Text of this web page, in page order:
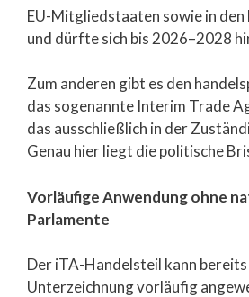
EU-Mitgliedstaaten sowie in
und dürfte sich bis 2026–2028
Zum anderen gibt es den
das sogenannte Interim Trade
das ausschließlich in der
Genau hier liegt die politische
Vorläufige Anwendung ohne
Parlamente
Der iTA-Handelsteil kann
Unterzeichnung vorläufig